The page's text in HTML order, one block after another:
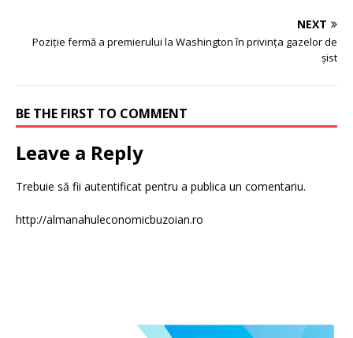
NEXT
Poziţie fermă a premierului la Washington în privinţa gazelor de
şist
BE THE FIRST TO COMMENT
Leave a Reply
Trebuie să fii autentificat pentru a publica un comentariu.
http://almanahuleconomicbuzoian.ro